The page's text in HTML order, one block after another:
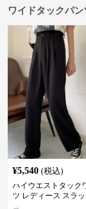
ワイドタックパ
¥5,540 (税込)
ハイウエストタック
ツ レディース スラ